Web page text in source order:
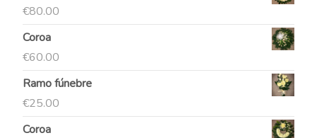
€80.00
Coroa
€60.00
Ramo fúnebre
€25.00
Coroa